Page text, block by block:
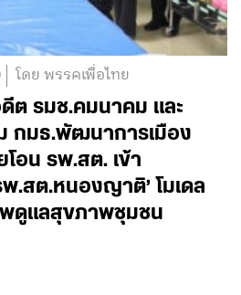
โดย พรรคเพื่อไทย
ต รมช.คมนาคม และ
กมธ.พัฒนาการเมือง
อน รพ.สต. เข้า
.สต.หนองญาติ’ โมเดล
พดูแลสุขภาพชุมชน